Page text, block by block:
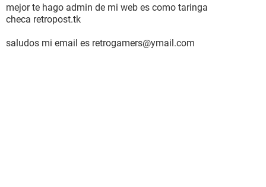
mejor te hago admin de mi web es como taringa
checa retropost.tk
saludos mi email es retrogamers@ymail.com